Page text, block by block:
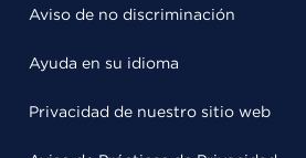
Aviso de no discriminación
Ayuda en su idioma
Privacidad de nuestro sitio web